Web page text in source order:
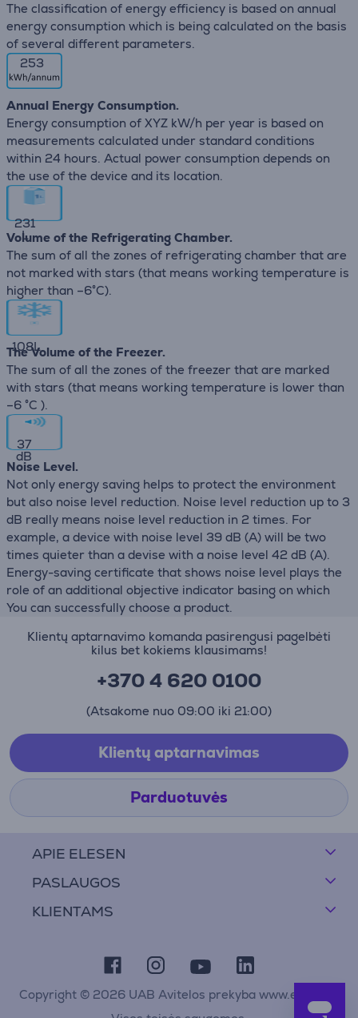
The classification of energy efficiency is based on annual
energy consumption which is being calculated on the basis
of several different parameters.
253
Annual Energy Consumption.
Energy consumption of XYZ kW/h per year is based on
measurements calculated under standard conditions
within 24 hours. Actual power consumption depends on
the use of the device and its location.
231
L
Volume of the Refrigerating Chamber.
The sum of all the zones of refrigerating chamber that are
not marked with stars (that means working temperature is
higher than –6°C).
108L
The Volume of the Freezer.
The sum of all the zones of the freezer that are marked
with stars (that means working temperature is lower than
–6 °C ).
37
dB
Noise Level.
Not only energy saving helps to protect the environment
but also noise level reduction. Noise level reduction up to 3
dB really means noise level reduction in 2 times. For
example, a device with noise level 39 dB (А) will be two
times quieter than a devise with a noise level 42 dB (А).
Energy-saving certificate that shows noise level plays the
role of an additional objective indicator basing on which
You can successfully choose a product.
APIE ELESEN
PASLAUGOS
KLIENTAMS
Klientų aptarnavimo komanda pasirengusi pagelbėti
kilus bet kokiems klausimams!
+370 4 620 0100
(Atsakome nuo 09:00 iki 21:00)
Klientų aptarnavimas
Parduotuvės
Copyright © 2026 UAB Avitelos prekyba www.elesen.lt